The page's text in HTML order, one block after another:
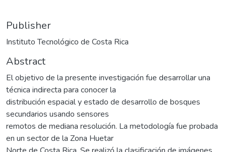
Publisher
Instituto Tecnológico de Costa Rica
Abstract
El objetivo de la presente investigación fue desarrollar una
técnica indirecta para conocer la
distribución espacial y estado de desarrollo de bosques
secundarios usando sensores
remotos de mediana resolución. La metodología fue probada
en un sector de la Zona Huetar